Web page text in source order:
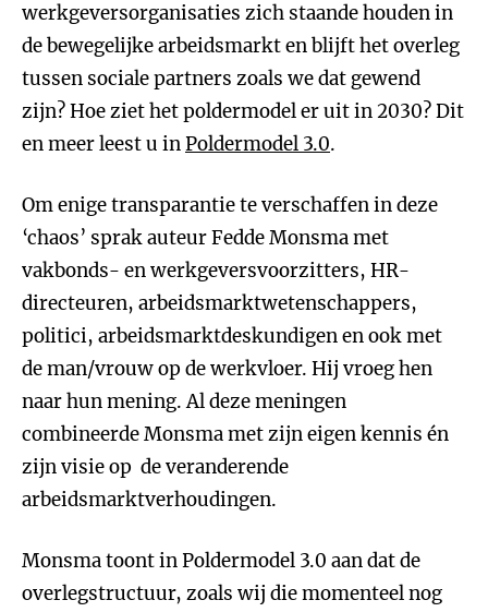
werkgeversorganisaties zich staande houden in
de bewegelijke arbeidsmarkt en blijft het overleg
tussen sociale partners zoals we dat gewend
zijn? Hoe ziet het poldermodel er uit in 2030? Dit
en meer leest u inPoldermodel 3.0.
Om enige transparantie te verschaffen in deze
‘chaos’ sprak auteur Fedde Monsma met
vakbonds- en werkgeversvoorzitters, HR-
directeuren, arbeidsmarktwetenschappers,
politici, arbeidsmarktdeskundigen en ook met
de man/vrouw op de werkvloer. Hij vroeg hen
naar hun mening. Al deze meningen
combineerde Monsma met zijn eigen kennis én
zijn visie op de veranderende
arbeidsmarktverhoudingen.
Monsma toont in Poldermodel 3.0 aan dat de
overlegstructuur, zoals wij die momenteel nog